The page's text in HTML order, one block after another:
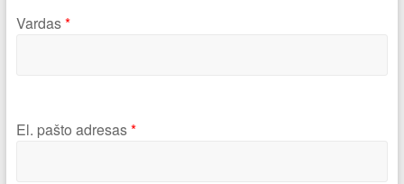
Vardas*
El. pašto adresas*